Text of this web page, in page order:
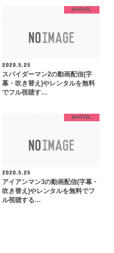
MARVEL
2020.5.25
スパイダーマン2の動画配信(字
幕・吹き替え)やレンタルを無料
でフル視聴す…
MARVEL
2020.5.25
アイアンマン3の動画配信(字幕・
吹き替え)やレンタルを無料でフ
ル視聴する…